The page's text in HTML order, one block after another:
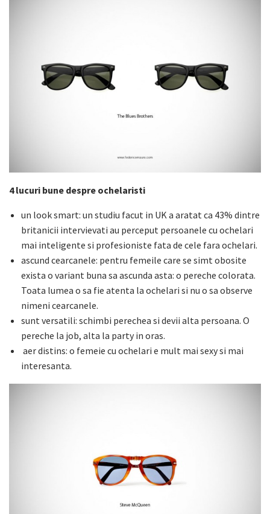
4 lucuri bune despre ochelaristi
un look smart: un studiu facut in UK a aratat ca 43% dintre
britanicii intervievati au perceput persoanele cu ochelari
mai inteligente si profesioniste fata de cele fara ochelari.
ascund cearcanele: pentru femeile care se simt obosite
exista o variant buna sa ascunda asta: o pereche colorata.
Toata lumea o sa fie atenta la ochelari si nu o sa observe
nimeni cearcanele.
sunt versatili: schimbi perechea si devii alta persoana. O
pereche la job, alta la party in oras.
aer distins: o femeie cu ochelari e mult mai sexy si mai
interesanta.